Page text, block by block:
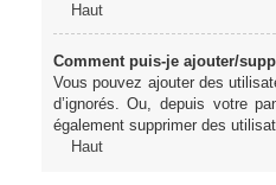
Haut
Comment puis-je ajouter/
Vous pouvez ajouter des
d’ignorés. Ou, depuis votre
également supprimer des
Haut